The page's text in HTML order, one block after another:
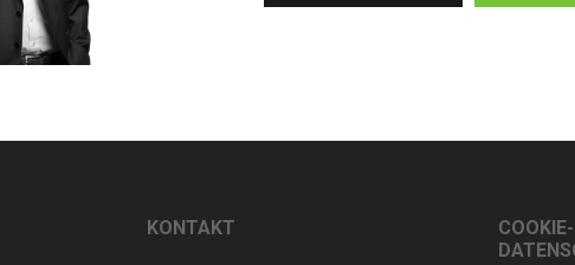
KONTAKT